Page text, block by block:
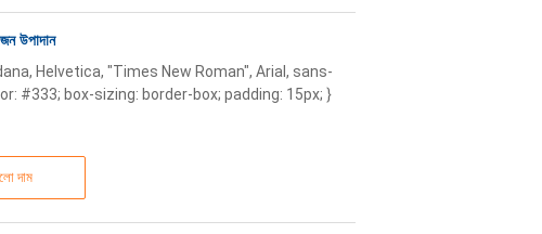
উপাদান
দাম
Helvetica, "Times New Roman", Arial, sans-
#333; box-sizing: border-box; padding: 15px; }